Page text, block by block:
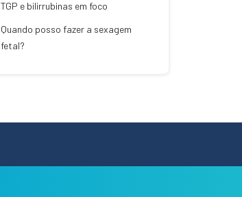
TGP e bilirrubinas em foco
Quando posso fazer a sexagem
fetal?